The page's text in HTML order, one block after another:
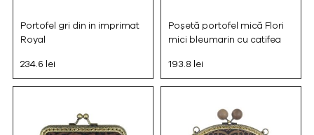
Portofel gri din in imprimat
Royal
234.6 lei
Poșetă portofel mică Flori
mici bleumarin cu catifea
193.8 lei